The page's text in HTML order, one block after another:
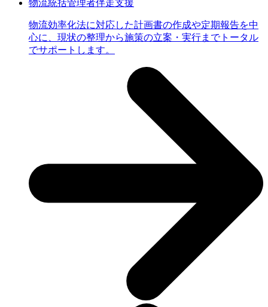
物流統括管理者伴走支援
物流効率化法に対応した計画書の作成や定期報告を中
心に、現状の整理から施策の立案・実行までトータル
でサポートします。